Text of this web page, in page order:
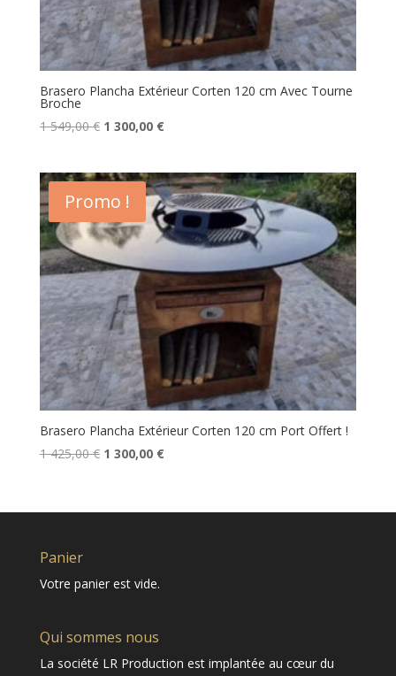
Brasero Plancha Extérieur Corten 120 cm Avec Tourne
Broche
1 549,00€ Le
était :
1
549,00 €.
1 300,00 €Le
est :
1
300,00 €.
Promo !
Brasero Plancha Extérieur Corten 120 cm Port Offert !
1 425,00€ Le
était :
1 300,00 €Le
est :
Panier
Votre panier est vide.
Qui sommes nous
La société LR Production est implantée au cœur du